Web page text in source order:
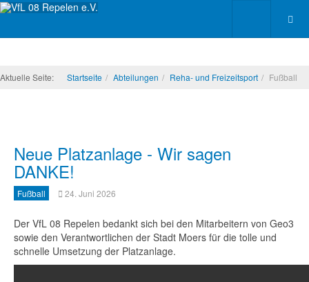
Aktuelle Seite: Startseite Abteilungen Reha- und Freizeitsport Fußball
Neue Platzanlage - Wir sagen
DANKE!
Fußball 24. Juni 2026
Der VfL 08 Repelen bedankt sich bei den Mitarbeitern von Geo3
sowie den Verantwortlichen der Stadt Moers für die tolle und
schnelle Umsetzung der Platzanlage.